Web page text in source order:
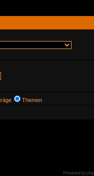
Themen
Powered by